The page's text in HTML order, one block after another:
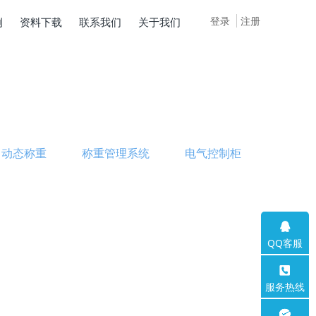
登录 注册
资料下载 联系我们 关于我们
动态称重 称重管理系统 电气控制柜
QQ客服
服务热线